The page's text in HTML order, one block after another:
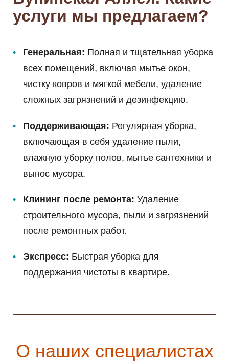
услуги мы предлагаем?
Генеральная: Полная и тщательная уборка
всех помещений, включая мытье окон,
чистку ковров и мягкой мебели, удаление
сложных загрязнений и дезинфекцию.
Поддерживающая: Регулярная уборка,
включающая в себя удаление пыли,
влажную уборку полов, мытье сантехники и
вынос мусора.
Клининг после ремонта: Удаление
строительного мусора, пыли и загрязнений
после ремонтных работ.
Экспресс: Быстрая уборка для
поддержания чистоты в квартире.
О наших специалистах